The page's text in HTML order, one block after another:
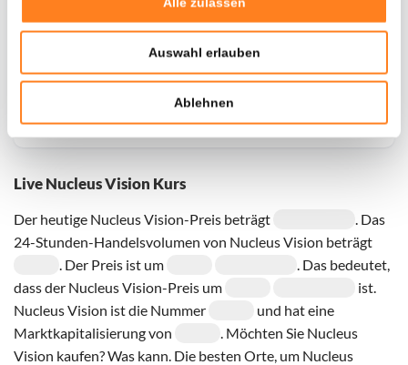
Auswahl erlauben
Ablehnen
Live Nucleus Vision Kurs
Der heutige Nucleus Vision-Preis beträgt
. Das
24-Stunden-Handelsvolumen von Nucleus Vision beträgt
. Der Preis ist um
. Das bedeutet,
dass der Nucleus Vision-Preis um
ist.
Nucleus Vision ist die Nummer
und hat eine
Marktkapitalisierung von
. Möchten Sie Nucleus
Vision kaufen? Was kann. Die besten Orte, um Nucleus